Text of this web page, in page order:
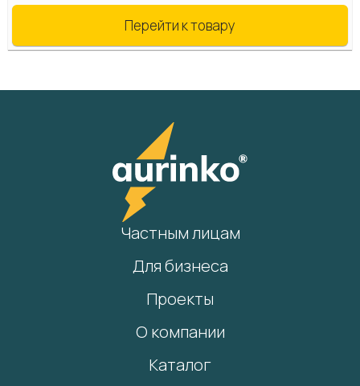
Перейти к товару
Частным лицам
Для бизнеса
Проекты
О компании
Каталог